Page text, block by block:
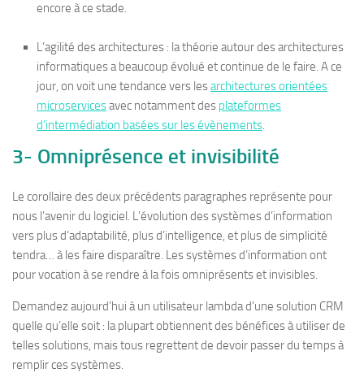
encore à ce stade.
L’agilité des architectures : la théorie autour des architectures
informatiques a beaucoup évolué et continue de le faire. A ce
jour, on voit une tendance vers lesarchitectures orientées
microservicesavec notamment des plateformes
d’intermédiation basées sur les évènements.
3- Omniprésence et invisibilité
Le corollaire des deux précédents paragraphes représente pour
nous l’avenir du logiciel. L’évolution des systèmes d’information
vers plus d’adaptabilité, plus d’intelligence, et plus de simplicité
tendra… à les faire disparaître. Les systèmes d’information ont
pour vocation à se rendre à la fois omniprésents et invisibles.
Demandez aujourd’hui à un utilisateur lambda d’une solution CRM
quelle qu’elle soit : la plupart obtiennent des bénéfices à utiliser de
telles solutions, mais tous regrettent de devoir passer du temps à
remplir ces systèmes.